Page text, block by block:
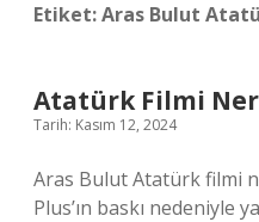
Etiket:Aras Bulut
Atatürk Filmi
Tarih: Kasım 12, 2024
Aras Bulut Atatürk filmi
Plus’ın baskı nedeniyle